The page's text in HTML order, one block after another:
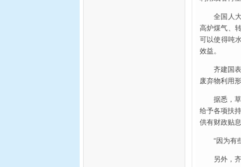
全国人
高炉煤气、
可以使得吨
效益。
齐建国
废弃物利用
据悉，
给予各项扶
供有财政贴
“因为有
另外，